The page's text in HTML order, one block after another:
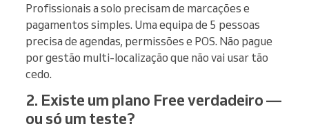
Profissionais a solo precisam de marcações e
pagamentos simples. Uma equipa de 5 pessoas
precisa de agendas, permissões e POS. Não pague
por gestão multi-localização que não vai usar tão
cedo.
2. Existe um plano Free verdadeiro —
ou só um teste?